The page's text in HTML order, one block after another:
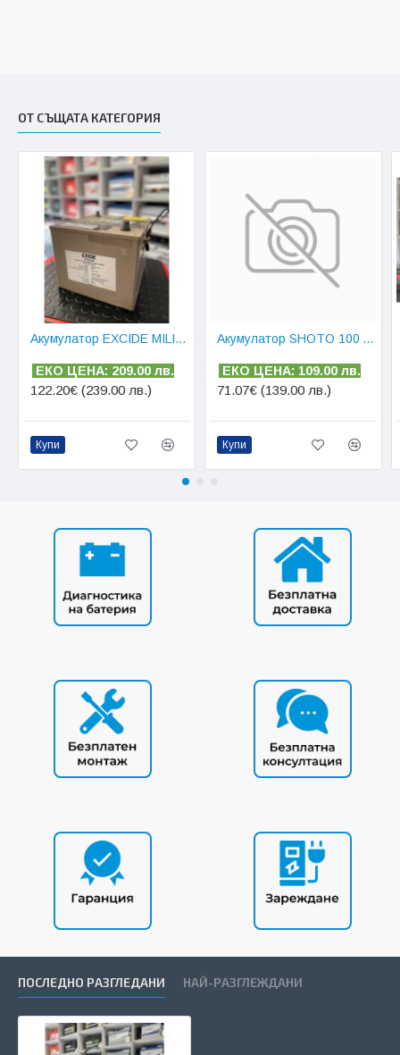
ОТ СЪЩАТА КАТЕГОРИЯ
Акумулатор EXCIDE MILITARY AGM 100 AH
ЕКО ЦЕНА: 209.00 лв.
122.20€ (239.00 лв.)
Купи
Акумулатор SHOTO 100 AH
ЕКО ЦЕНА: 109.00 лв.
71.07€ (139.00 лв.)
Купи
ПОСЛЕДНО РАЗГЛЕДАНИ НАЙ-РАЗГЛЕЖДАНИ